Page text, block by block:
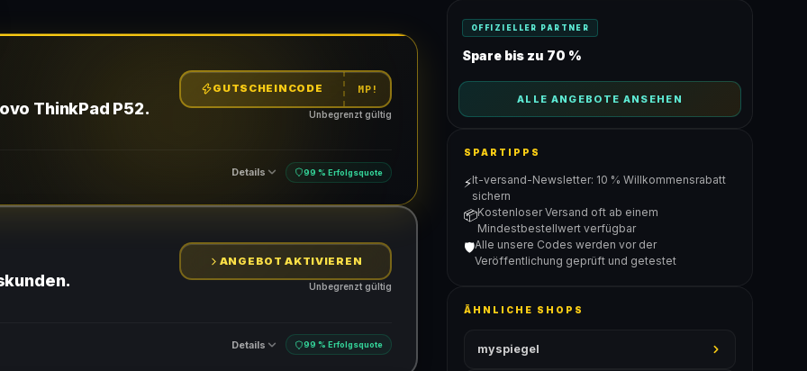
ThinkPad P52.
GUTSCHEINCODE MP!
Unbegrenzt gültig
Details 99 % Erfolgsquote
ANGEBOT AKTIVIEREN
Unbegrenzt gültig
Details 99 % Erfolgsquote
OFFIZIELLER PARTNER
Spare bis zu 70 %
ALLE ANGEBOTE ANSEHEN
SPARTIPPS
⚡It-versand-Newsletter: 10 % Willkommensrabatt
sichern
📦Kostenloser Versand oft ab einem
Mindestbestellwert verfügbar
🛡️Alle unsere Codes werden vor der
Veröffentlichung geprüft und getestet
ÄHNLICHE SHOPS
myspiegel